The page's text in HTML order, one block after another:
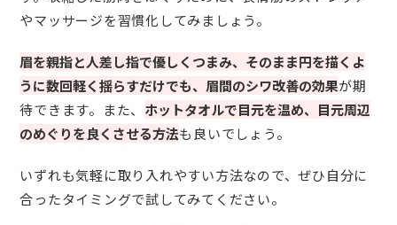
やマッサージを習慣化してみましょう。
眉を親指と人差し指で優しくつまみ、そのまま円を描くよ
うに数回軽く揺らすだけでも、眉間のシワ改善の効果が期
待できます。また、 ホットタオルで目元を温め、目元周辺
のめぐりを良くさせる方法も良いでしょう。
いずれも気軽に取り入れやすい方法なので、ぜひ自分に
合ったタイミングで試してみてください。